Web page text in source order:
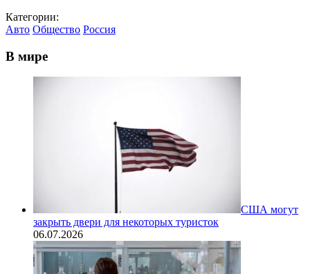
Категории:
Авто Общество Россия
В мире
США могут
закрыть двери для некоторых туристок
06.07.2026